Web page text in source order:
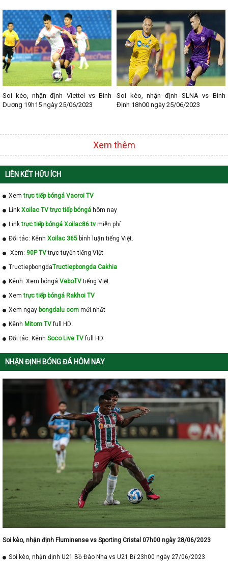
- Lịch thi đấu V - League
- Lịch thi đấu Cup C1
Soi kèo, nhận định Viettel vs Bình
Dương 19h15 ngày 25/06/2023
Soi kèo, nhận định SLNA vs Bình
Định 18h00 ngày 25/06/2023
Xem thêm
LIÊN KẾT HỮU ÍCH
Xemtrực tiếp bóngá Vaoroi TV
Link Xoilac TV trực tiếp bóngá hôm nay
Linktrực tiếp bóngá Xoilac86.tv miễn phí
Đối tác: Kênh Xoilac 365 bình luận tiếng Việt.
Xem: 90P TVtrực tuyến tiếng Việt
TructiepbongdaTructiepbongda Cakhia
Kênh: Xem bóngá VeboTVtiếng Việt
Xemtrực tiếp bóngá Rakhoi TV
Xem ngay bongdalu com mới nhất
Kênh Mitom TVfull HD
Đối tác: Kênh Soco Live TVfull HD
NHẬN ĐỊNH BÓNG ĐÁ HÔM NAY
Soi kèo, nhận định Fluminense vs Sporting Cristal 07h00 ngày 28/06/2023
Soi kèo, nhận định U21 Bồ Đào Nha vs U21 Bỉ 23h00 ngày 27/06/2023